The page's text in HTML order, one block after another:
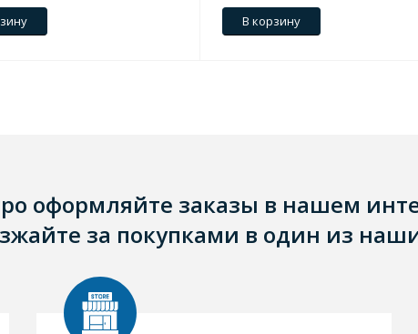
В корзину
оформляйте заказы в нашем
за покупками в один из